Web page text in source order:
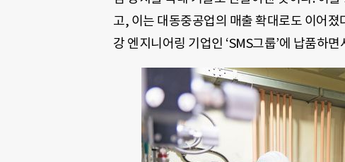
고, 이는 대동중공업의 매출 확대로도 이어
강 엔지니어링 기업인 ‘SMS그룹’에 납품하